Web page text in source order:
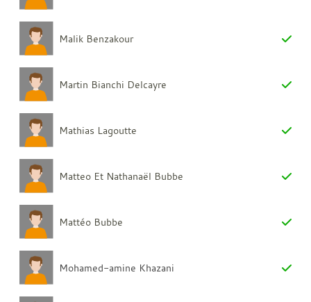
Malik Benzakour
Martin Bianchi Delcayre
Mathias Lagoutte
Matteo Et Nathanaël Bubbe
Mattéo Bubbe
Mohamed-amine Khazani